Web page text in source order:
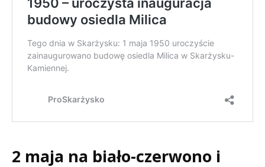
2 maja na biało-czerwono i